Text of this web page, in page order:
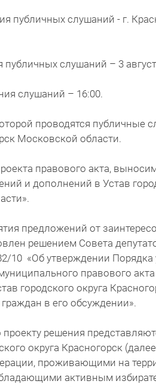
публичных слушаний - г.
слушаний – 3
слушаний – 16:00.
проводятся публичные
Московской области.
правового акта,
и дополнений в Устав
предложений от
решением Совета
10 «Об утверждении
правового
городского округа
в его обсуждении».
решения
округа Красногорск
проживающими на
активным